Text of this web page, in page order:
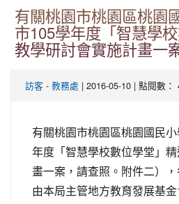
有關桃園市桃園區桃園
市105學年度「智慧學
教學研討會實施計畫一
訪客 - 教務處 | 2016-05-10 | 點閱數：
有關桃園市桃園區桃園國民
年度「智慧學校數位學堂」
畫一案，請查照。附件二）
由本局主管地方教育發展基